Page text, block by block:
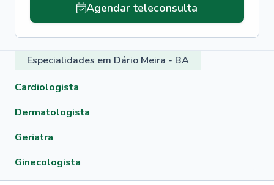
Agendar teleconsulta
Especialidades em Dário Meira - BA
Cardiologista
Dermatologista
Geriatra
Ginecologista